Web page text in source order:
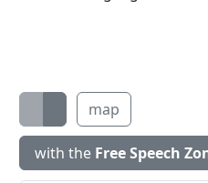
map
with the Free Speech